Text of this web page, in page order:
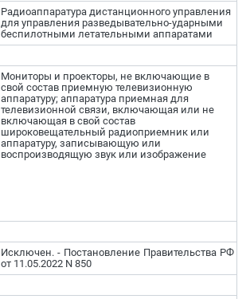
Радиоаппаратура дистанционного управления
для управления разведывательно-ударными
беспилотными летательными аппаратами
Мониторы и проекторы, не включающие в
свой состав приемную телевизионную
аппаратуру; аппаратура приемная для
телевизионной связи, включающая или не
включающая в свой состав
широковещательный радиоприемник или
аппаратуру, записывающую или
воспроизводящую звук или изображение
Исключен. - Постановление Правительства РФ
от 11.05.2022 N 850